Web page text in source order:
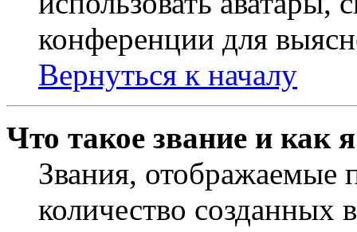
конференции для
Вернуться к началу
Что такое звание и как
Звания,
количество